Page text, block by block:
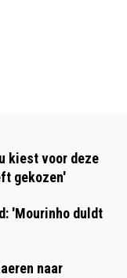
kiest voor deze
gekozen'
'Mourinho duldt
naar